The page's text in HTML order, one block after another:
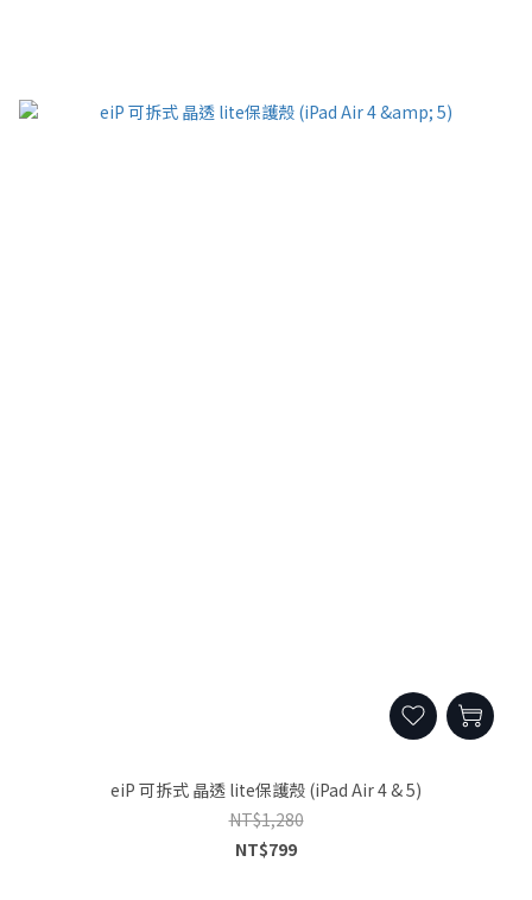
eiP 可拆式 晶透 lite保護殼 (iPad Air 4 & 5)
NT$1,280
NT$799